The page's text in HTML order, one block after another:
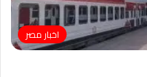
اخبار مصر